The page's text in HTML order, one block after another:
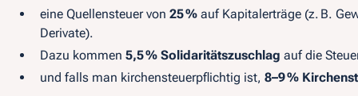
eine Quellensteuer von25 % auf Kapitalerträge (z. B.
Derivate).
Dazu kommen5,5 % Solidaritätszuschlag auf die
und falls man kirchensteuerpflichtig ist,8–9 %